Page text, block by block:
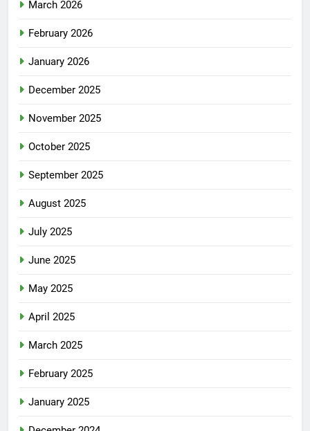
March 2026
February 2026
January 2026
December 2025
November 2025
October 2025
September 2025
August 2025
July 2025
June 2025
May 2025
April 2025
March 2025
February 2025
January 2025